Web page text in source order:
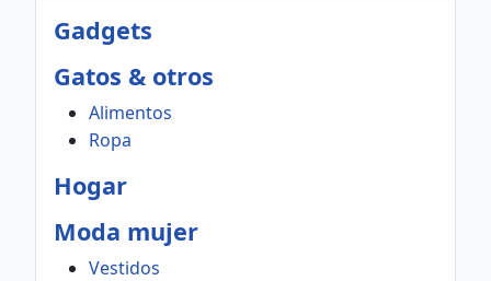
Gadgets
Gatos & otros
Alimentos
Ropa
Hogar
Moda mujer
Vestidos